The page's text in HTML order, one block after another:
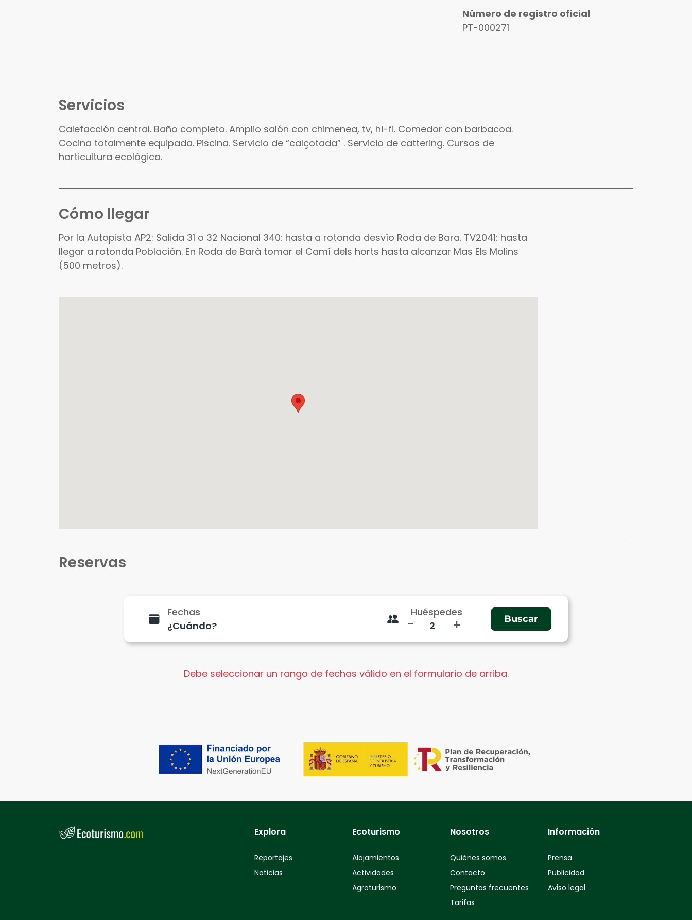
Número de registro oficial
PT-000271
Servicios
Calefacción central. Baño completo. Amplio salón con chimenea, tv, hi-fi. Comedor con barbacoa.
Cocina totalmente equipada. Piscina. Servicio de “calçotada” . Servicio de cattering. Cursos de
horticultura ecológica.
Cómo llegar
Por la Autopista AP2: Salida 31 o 32 Nacional 340: hasta a rotonda desvío Roda de Bara. TV2041: hasta
llegar a rotonda Población. En Roda de Barà tomar el Camí dels horts hasta alcanzar Mas Els Molins
(500 metros).
Reservas
Fechas Huéspedes
- +
Debe seleccionar un rango de fechas válido en el formulario de arriba.
Explora
Reportajes
Noticias
Ecoturismo
Alojamientos
Actividades
Agroturismo
Nosotros
Quiénes somos
Contacto
Preguntas frecuentes
Tarifas
Información
Prensa
Publicidad
Aviso legal